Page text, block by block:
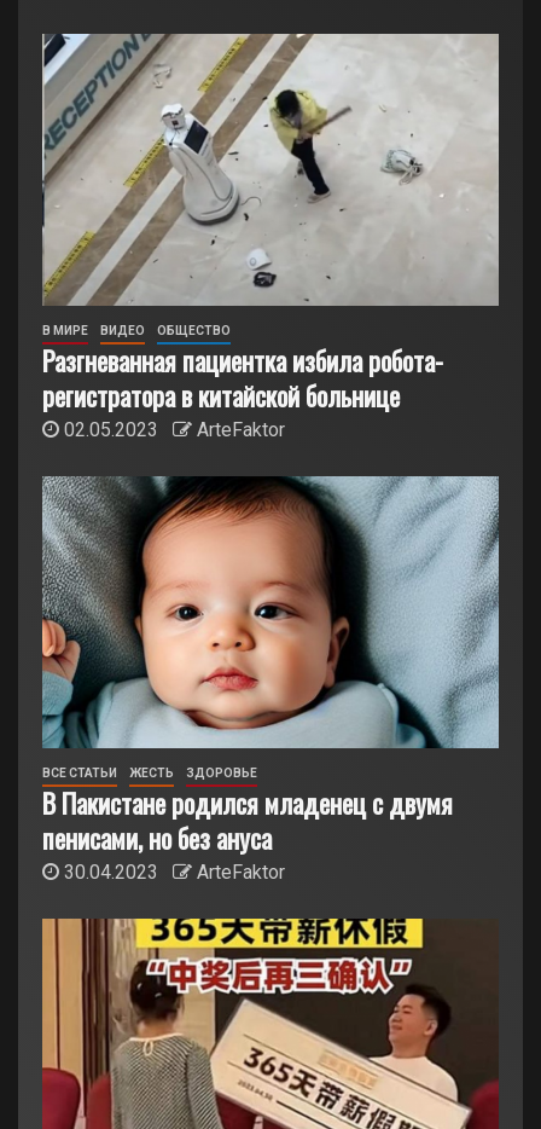
В МИРЕ ВИДЕО ОБЩЕСТВО
Разгневанная пациентка избила робота-
регистратора в китайской больнице
02.05.2023 ArteFaktor
ВСЕ СТАТЬИ ЖЕСТЬ ЗДОРОВЬЕ
В Пакистане родился младенец с двумя
пенисами, но без ануса
30.04.2023 ArteFaktor